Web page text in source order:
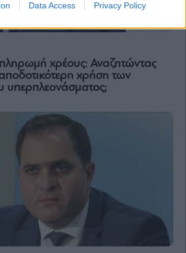
Data Access Privacy Policy
χρέους: Αναζητώντας
χρήση των
υπερπλεονάσματος;